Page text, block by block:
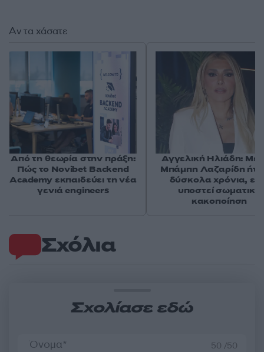
Σχόλια
Σχολίασε εδώ
50 /50
Αν τα χάσατε
Από τη θεωρία στην πράξη:
Πώς το Novibet Backend
Academy εκπαιδεύει τη νέα
γενιά engineers
Αγγελική Ηλιάδη: Με
Μπάμπη Λαζαρίδη
δύσκολα χρόνια,
υποστεί σωματική
κακοποίηση